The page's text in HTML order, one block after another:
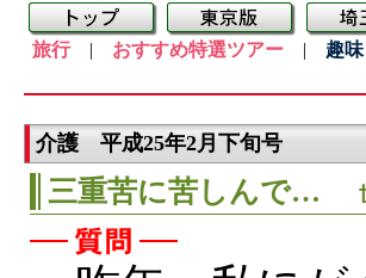
旅行| おすすめ特選ツアー | 趣味
介護 平成25年2月下旬号
三重苦に苦しんで…